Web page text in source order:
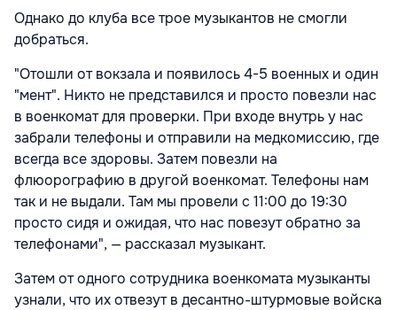
Однако до клуба все трое музыкантов не смогли
добраться.
"Отошли от вокзала и появилось 4-5 военных и один
"мент". Никто не представился и просто повезли нас
в военкомат для проверки. При входе внутрь у нас
забрали телефоны и отправили на медкомиссию, где
всегда все здоровы. Затем повезли на
флюорографию в другой военкомат. Телефоны нам
так и не выдали. Там мы провели с 11:00 до 19:30
просто сидя и ожидая, что нас повезут обратно за
телефонами", — рассказал музыкант.
Затем от одного сотрудника военкомата музыканты
узнали, что их отвезут в десантно-штурмовые войска